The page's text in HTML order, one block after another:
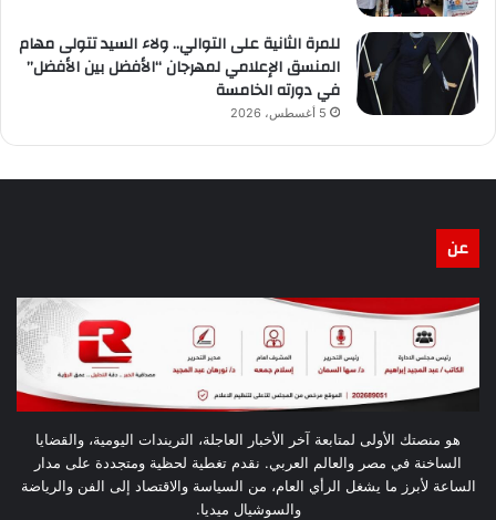
للمرة الثانية على التوالي.. ولاء السيد تتولى مهام
المنسق الإعلامي لمهرجان “الأفضل بين الأفضل”
في دورته الخامسة
5 أغسطس، 2026
عن
هو منصتك الأولى لمتابعة آخر الأخبار العاجلة، التريندات اليومية، والقضايا
الساخنة في مصر والعالم العربي. نقدم تغطية لحظية ومتجددة على مدار
الساعة لأبرز ما يشغل الرأي العام، من السياسة والاقتصاد إلى الفن والرياضة
والسوشيال ميديا.